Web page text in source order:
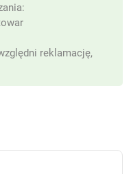
reklamację,